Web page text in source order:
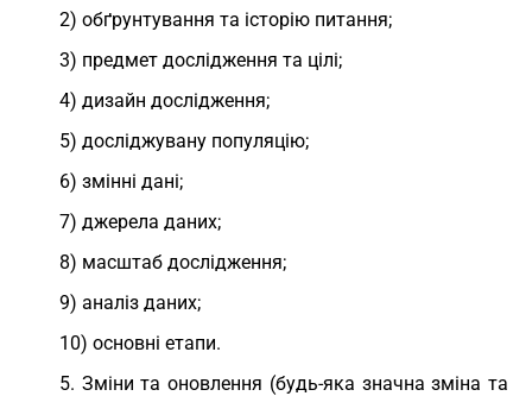
2) обґрунтування та історію питання;
3) предмет дослідження та цілі;
4) дизайн дослідження;
5) досліджувану популяцію;
6) змінні дані;
7) джерела даних;
8) масштаб дослідження;
9) аналіз даних;
10) основні етапи.
5. Зміни та оновлення (будь-яка значна зміна та